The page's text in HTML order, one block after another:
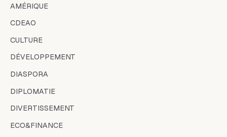
AMÉRIQUE
CDEAO
CULTURE
DÉVELOPPEMENT
DIASPORA
DIPLOMATIE
DIVERTISSEMENT
ECO&FINANCE